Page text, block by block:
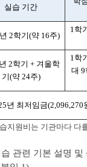
실습 기간
2학기(약 16주)
1학
2학기 + 겨울학
기(약 24주)
1학
대 9
년 최저임금(2,096,270
지원비는 기관마다 다
관련 기본 설명 및